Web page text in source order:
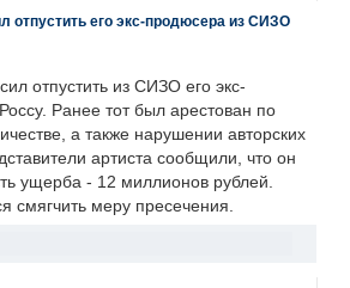
отпустить его экс-продюсера из СИЗО
отпустить из СИЗО его экс-
Ранее тот был арестован по
а также нарушении авторских
артиста сообщили, что он
ущерба - 12 миллионов рублей.
смягчить меру пресечения.